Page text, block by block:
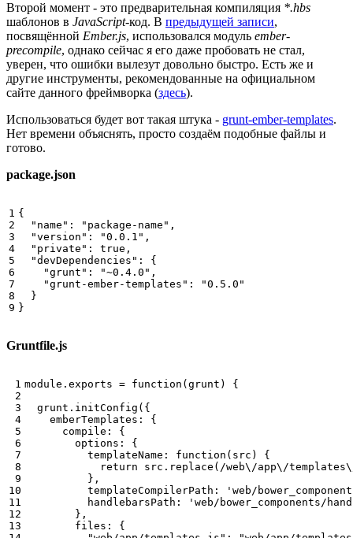
Второй момент - это предварительная компиляция *.hbs
шаблонов в JavaScript-код. В предыдущей записи,
посвящённой Ember.js, использовался модуль ember-
precompile, однако сейчас я его даже пробовать не стал,
уверен, что ошибки вылезут довольно быстро. Есть же и
другие инструменты, рекомендованные на официальном
сайте данного фреймворка (здесь).
Использоваться будет вот такая штука - grunt-ember-templates.
Нет времени объяснять, просто создаём подобные файлы и
готово.
package.json
1
2
3
4
5
6
7
8
9
{
"name" : "package-name" ,
"version" : "0.0.1" ,
"private" : true ,
"devDependencies" :
{
"grunt" : "~0.4.0" ,
"grunt-ember-templates" :
"0.5.0"
}
}
Gruntfile.js
1
2
3
4
5
6
7
8
9
10
11
12
13
module . exports = function ( grunt )
{
grunt . initConfig ({
emberTemplates :
{
compile :
{
options :
{
templateName : function ( src )
{
return
src . replace ( /web\/app\/
},
templateCompilerPath :
'web/
handlebarsPath :
'web/bower_components/
},
files :
{